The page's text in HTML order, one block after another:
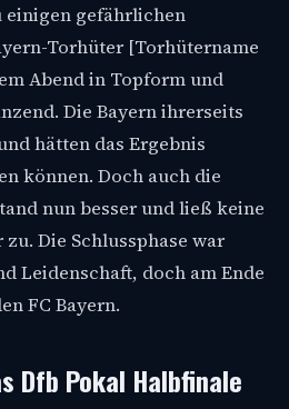
gefährlichen
Torhüter [Torhütername
Abend in Topform und
Die Bayern ihrerseits
hätten das Ergebnis
können. Doch auch die
nun besser und ließ keine
Die Schlussphase war
Leidenschaft, doch am Ende
FC Bayern.
Dfb Pokal Halbfinale